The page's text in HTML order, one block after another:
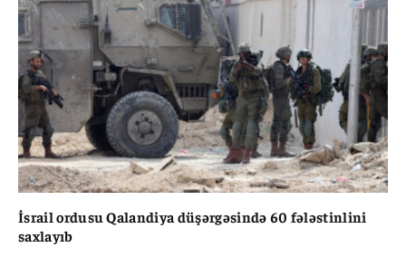
İsrail ordusu Qalandiya düşərgəsində 60 fələstinlini
saxlayıb